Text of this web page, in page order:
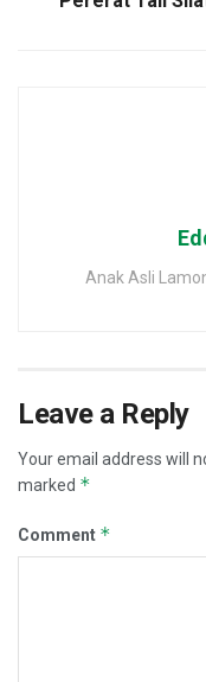
Anak Asli
Leave a Reply
Your email address will
marked *
Comment *